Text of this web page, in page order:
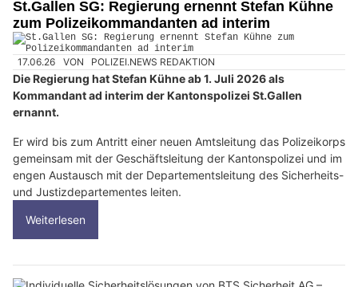
St.Gallen SG: Regierung ernennt Stefan Kühne
zum Polizeikommandanten ad interim
17.06.26 VON POLIZEI.NEWS REDAKTION
Die Regierung hat Stefan Kühne ab 1. Juli 2026 als
Kommandant ad interim der Kantonspolizei St.Gallen
ernannt.
Er wird bis zum Antritt einer neuen Amtsleitung das Polizeikorps
gemeinsam mit der Geschäftsleitung der Kantonspolizei und im
engen Austausch mit der Departementsleitung des Sicherheits-
und Justizdepartementes leiten.
Weiterlesen